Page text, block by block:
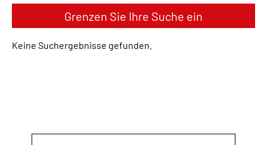
Grenzen Sie Ihre Suche ein
Keine Suchergebnisse gefunden.